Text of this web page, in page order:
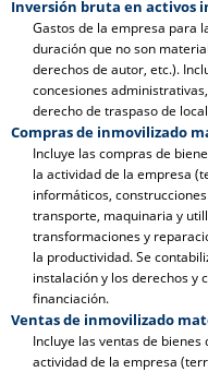
Inversión bruta en activos
Gastos de la empresa para
duración que no son
derechos de autor, etc.).
concesiones
derecho de traspaso de
Compras de inmovilizado
Incluye las compras de
la actividad de la empresa
informáticos,
transporte, maquinaria y
transformaciones y
la productividad. Se
instalación y los derechos y
financiación.
Ventas de inmovilizado
Incluye las ventas de
actividad de la empresa